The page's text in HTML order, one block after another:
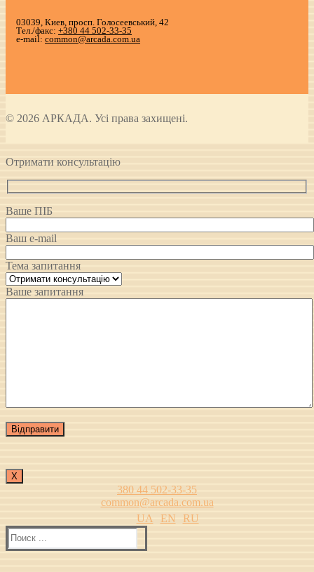
03039, Киев, просп. Голосеевський, 42
Тел./факс: +380 44 502-33-35
e-mail: common@arcada.com.ua
© 2026 АРКАДА. Усі права захищені.
Отримати консультацію
Ваше ПІБ
Ваш e-mail
Тема запитання
Ваше запитання
Х
380 44 502-33-35
common@arcada.com.ua
UA
EN
RU
Найти: